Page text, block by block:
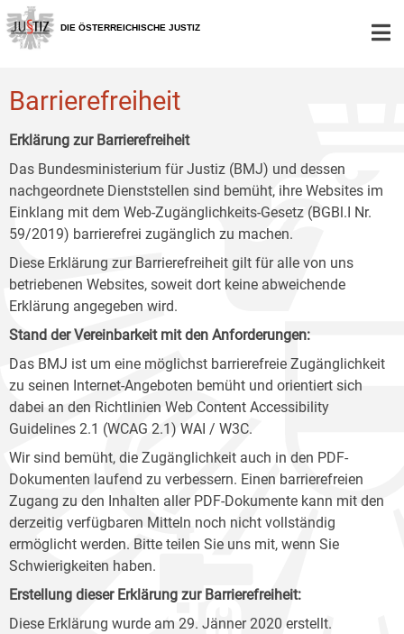
Zur
Hauptnavigation
[1]
Zum
Inhalt
[2]
Zum
Untermenü
[3]
DIE ÖSTERREICHISCHE JUSTIZ
Barrierefreiheit
Erklärung zur Barrierefreiheit
Das Bundesministerium für Justiz (BMJ) und dessen
nachgeordnete Dienststellen sind bemüht, ihre Websites im
Einklang mit dem Web-Zugänglichkeits-Gesetz (BGBl.I Nr.
59/2019) barrierefrei zugänglich zu machen.
Diese Erklärung zur Barrierefreiheit gilt für alle von uns
betriebenen Websites, soweit dort keine abweichende
Erklärung angegeben wird.
Stand der Vereinbarkeit mit den Anforderungen:
Das BMJ ist um eine möglichst barrierefreie Zugänglichkeit
zu seinen Internet-Angeboten bemüht und orientiert sich
dabei an den Richtlinien Web Content Accessibility
Guidelines 2.1 (WCAG 2.1) WAI / W3C.
Wir sind bemüht, die Zugänglichkeit auch in den PDF-
Dokumenten laufend zu verbessern. Einen barrierefreien
Zugang zu den Inhalten aller PDF-Dokumente kann mit den
derzeitig verfügbaren Mitteln noch nicht vollständig
ermöglicht werden. Bitte teilen Sie uns mit, wenn Sie
Schwierigkeiten haben.
Erstellung dieser Erklärung zur Barrierefreiheit:
Diese Erklärung wurde am 29. Jänner 2020 erstellt.